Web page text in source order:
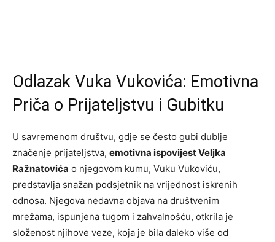
Odlazak Vuka Vukovića: Emotivna
Priča o Prijateljstvu i Gubitku
U savremenom društvu, gdje se često gubi dublje
značenje prijateljstva, emotivna ispovijest Veljka
Ražnatovića o njegovom kumu, Vuku Vukoviću,
predstavlja snažan podsjetnik na vrijednost iskrenih
odnosa. Njegova nedavna objava na društvenim
mrežama, ispunjena tugom i zahvalnošću, otkrila je
složenost njihove veze, koja je bila daleko više od